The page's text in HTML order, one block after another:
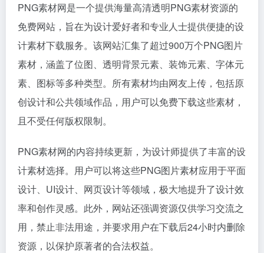
PNG素材网是一个提供海量高清透明PNG素材资源的
免费网站，旨在为设计爱好者和专业人士提供便捷的设
计素材下载服务。该网站汇集了超过900万个PNG图片
素材，涵盖了位图、透明背景元素、装饰元素、字体元
素、图标等多种类型。所有素材均由网友上传，包括原
创设计和公共领域作品，用户可以免费下载这些素材，
且不受任何版权限制。
PNG素材网的内容持续更新，为设计师提供了丰富的设
计素材选择。用户可以将这些PNG图片素材应用于平面
设计、UI设计、网页设计等领域，极大地提升了设计效
率和创作灵感。此外，网站还强调资源仅供学习交流之
用，禁止非法用途，并要求用户在下载后24小时内删除
资源，以保护原著者的合法权益。